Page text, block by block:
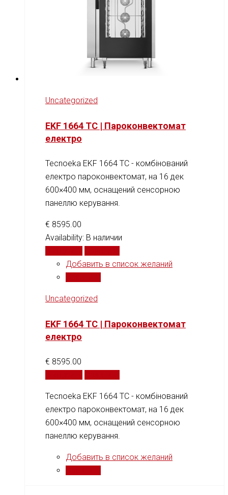
Uncategorized
EKF 1664 TC | Пароконвектомат
електро
Tecnoeka EKF 1664 TC - комбінований
електро пароконвектомат, на 16 дек
600×400 мм, оснащений сенсорною
панеллю керування.
€ 8595.00
Availability: В наличии
Добавить в список желаний
Uncategorized
EKF 1664 TC | Пароконвектомат
електро
€ 8595.00
Tecnoeka EKF 1664 TC - комбінований
електро пароконвектомат, на 16 дек
600×400 мм, оснащений сенсорною
панеллю керування.
Добавить в список желаний